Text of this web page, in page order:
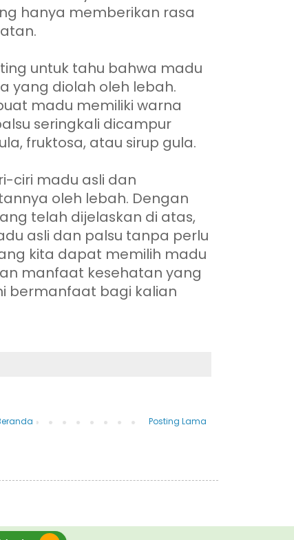
hanya memberikan rasa
untuk tahu bahwa madu
yang diolah oleh lebah.
madu memiliki warna
seringkali dicampur
fruktosa, atau sirup gula.
ciri madu asli dan
oleh lebah. Dengan
telah dijelaskan di atas,
asli dan palsu tanpa perlu
kita dapat memilih madu
manfaat kesehatan yang
bermanfaat bagi kalian
Posting Lama